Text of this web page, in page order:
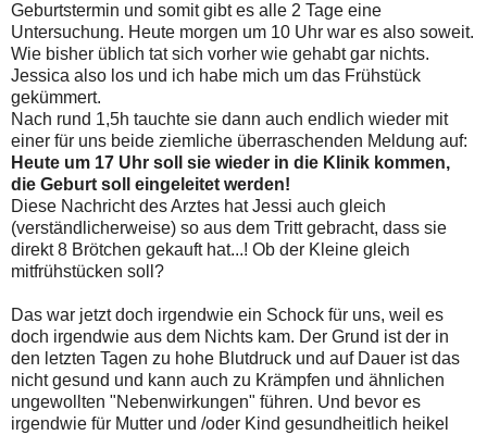
Geburtstermin und somit gibt es alle 2 Tage eine
Untersuchung. Heute morgen um 10 Uhr war es also soweit.
Wie bisher üblich tat sich vorher wie gehabt gar nichts.
Jessica also los und ich habe mich um das Frühstück
gekümmert.
Nach rund 1,5h tauchte sie dann auch endlich wieder mit
einer für uns beide ziemliche überraschenden Meldung auf:
Heute um 17 Uhr soll sie wieder in die Klinik kommen,
die Geburt soll eingeleitet werden!
Diese Nachricht des Arztes hat Jessi auch gleich
(verständlicherweise) so aus dem Tritt gebracht, dass sie
direkt 8 Brötchen gekauft hat...! Ob der Kleine gleich
mitfrühstücken soll?
Das war jetzt doch irgendwie ein Schock für uns, weil es
doch irgendwie aus dem Nichts kam. Der Grund ist der in
den letzten Tagen zu hohe Blutdruck und auf Dauer ist das
nicht gesund und kann auch zu Krämpfen und ähnlichen
ungewollten "Nebenwirkungen" führen. Und bevor es
irgendwie für Mutter und /oder Kind gesundheitlich heikel